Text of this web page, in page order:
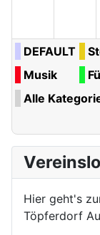
DEFAULT
Musik
Alle
Hier geht's
Töpferdorf